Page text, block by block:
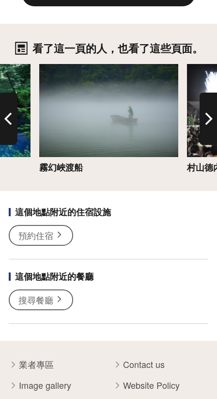
看了這一頁的人，也看了這些頁面。
霧幻峽渡船
詳情
村山德
詳情
這個地點附近的住宿設施
預約住宿
這個地點附近的餐廳
搜尋餐廳
業者專區
Contact us
Image gallery
Website Policy